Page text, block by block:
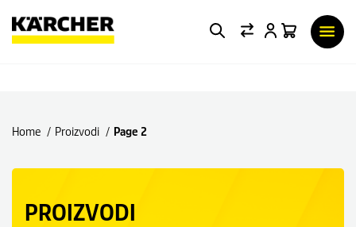
Home Proizvodi Page 2
PROIZVODI